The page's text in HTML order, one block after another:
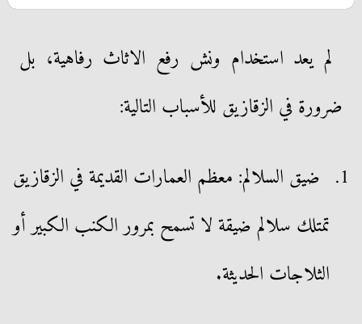
لم يعد استخدام ونش رفع الاثاث رفاهية، بل
ضرورة في الزقازيق للأسباب التالية:
ضيق السلالم: معظم العمارات القديمة في الزقازيق
تمتلك سلالم ضيقة لا تسمح بمرور الكنب الكبير أو
الثلاجات الحديثة.